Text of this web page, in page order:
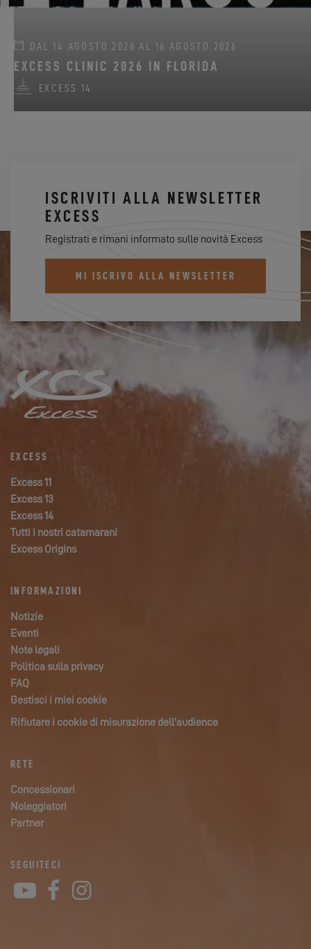
DAL 14 AGOSTO 2026 AL 16 AGOSTO 2026
EXCESS CLINIC 2026 IN FLORIDA
EXCESS 14
ISCRIVITI ALLA NEWSLETTER
EXCESS
Registrati e rimani informato sulle novità Excess
MI ISCRIVO ALLA NEWSLETTER
EXCESS
Excess 11
Excess 13
Excess 14
Tutti i nostri catamarani
Excess Origins
INFORMAZIONI
Notizie
Eventi
Note legali
Politica sulla privacy
FAQ
Gestisci i miei cookie
Rifiutare i cookie di misurazione dell’audience
RETE
Concessionari
Noleggiatori
Partner
SEGUITECI
YouTube
Facebook
Instagram